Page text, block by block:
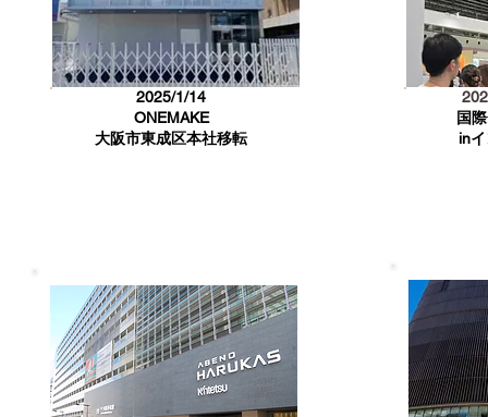
2025/1/14
ONEMAKE
大阪市東成区本社移転
国
in